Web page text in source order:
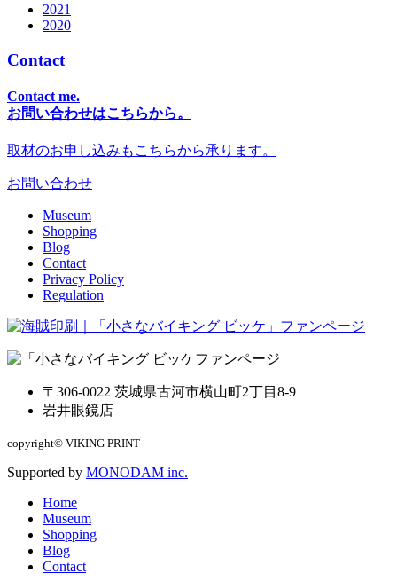
2021
2020
Contact
Contact me.
お問い合わせはこちらから。
取材のお申し込みもこちらから承ります。
お問い合わせ
Museum
Shopping
Blog
Contact
Privacy Policy
Regulation
ファンページ
〒306-0022 茨城県古河市横山町2丁目8-9
岩井眼鏡店
copyright© VIKING PRINT
Supported by MONODAM inc.
Home
Museum
Shopping
Blog
Contact